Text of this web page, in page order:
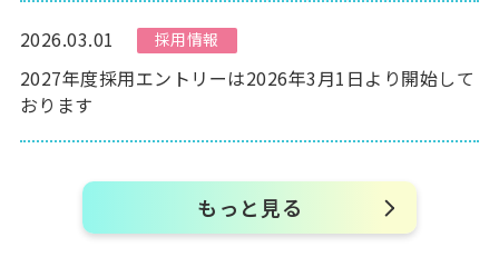
2026.03.01 採用情報
2027年度採用エントリーは2026年3月1日より開始して
おります
もっと見る